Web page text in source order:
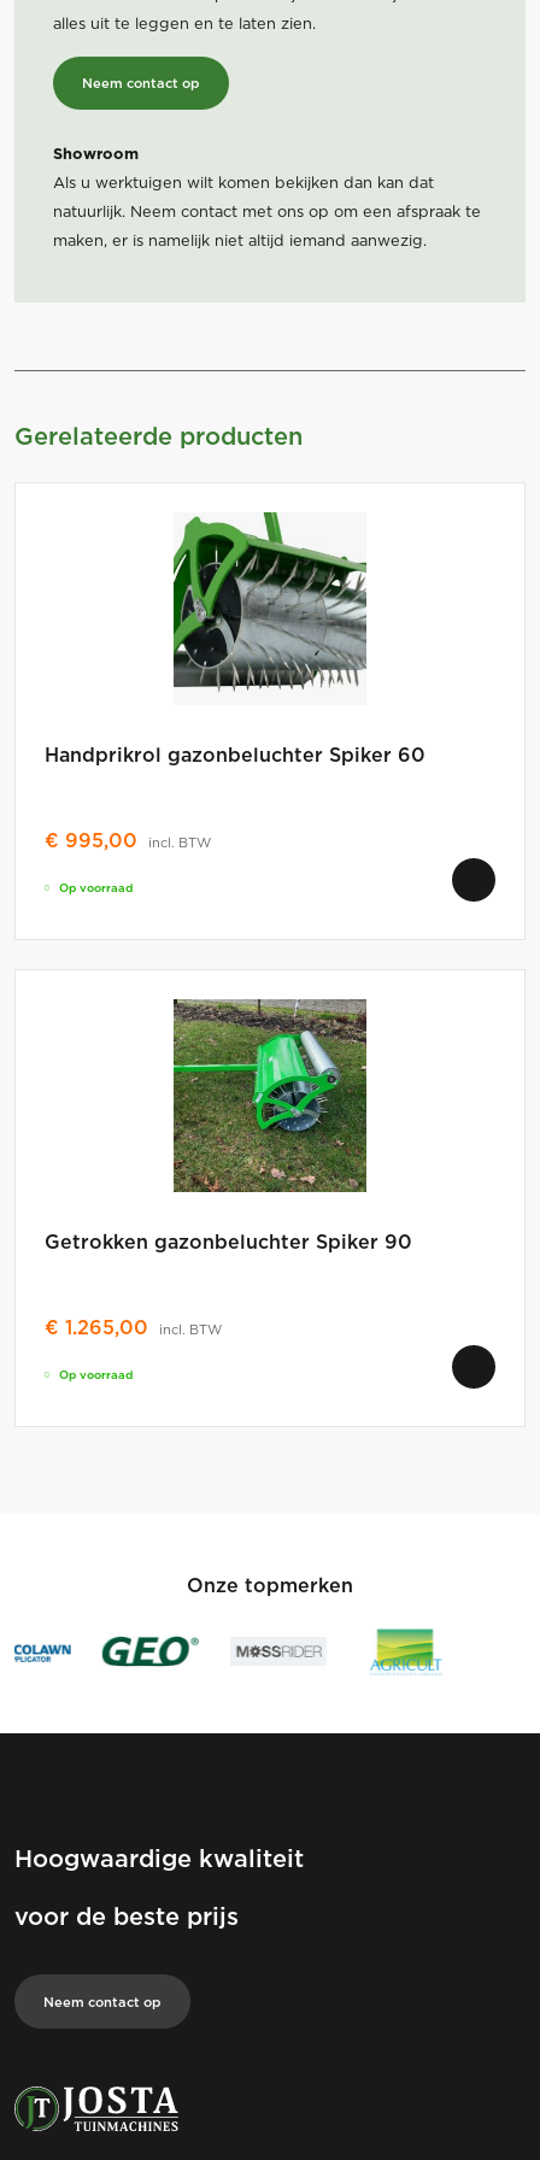
alles uit te leggen en te laten zien.
Neem contact op
Showroom
Als u werktuigen wilt komen bekijken dan kan dat
natuurlijk. Neem contact met ons op om een afspraak te
maken, er is namelijk niet altijd iemand aanwezig.
Gerelateerde producten
Handprikrol gazonbeluchter Spiker 60
€ 995,00 incl. BTW
Op voorraad
Getrokken gazonbeluchter Spiker 90
€ 1.265,00 incl. BTW
Op voorraad
Onze topmerken
Hoogwaardige kwaliteit
voor de beste prijs
Neem contact op